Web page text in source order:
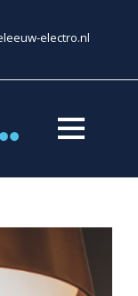
electro.nl